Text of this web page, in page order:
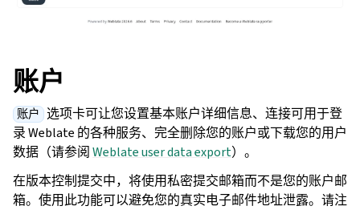
账户
账户 选项卡可让您设置基本账户详细信息、连接可用于登
录 Weblate 的各种服务、完全删除您的账户或下载您的用户
数据（请参阅 Weblate user data export）。
在版本控制提交中，将使用私密提交邮箱而不是您的账户邮
箱。使用此功能可以避免您的真实电子邮件地址泄露。请注